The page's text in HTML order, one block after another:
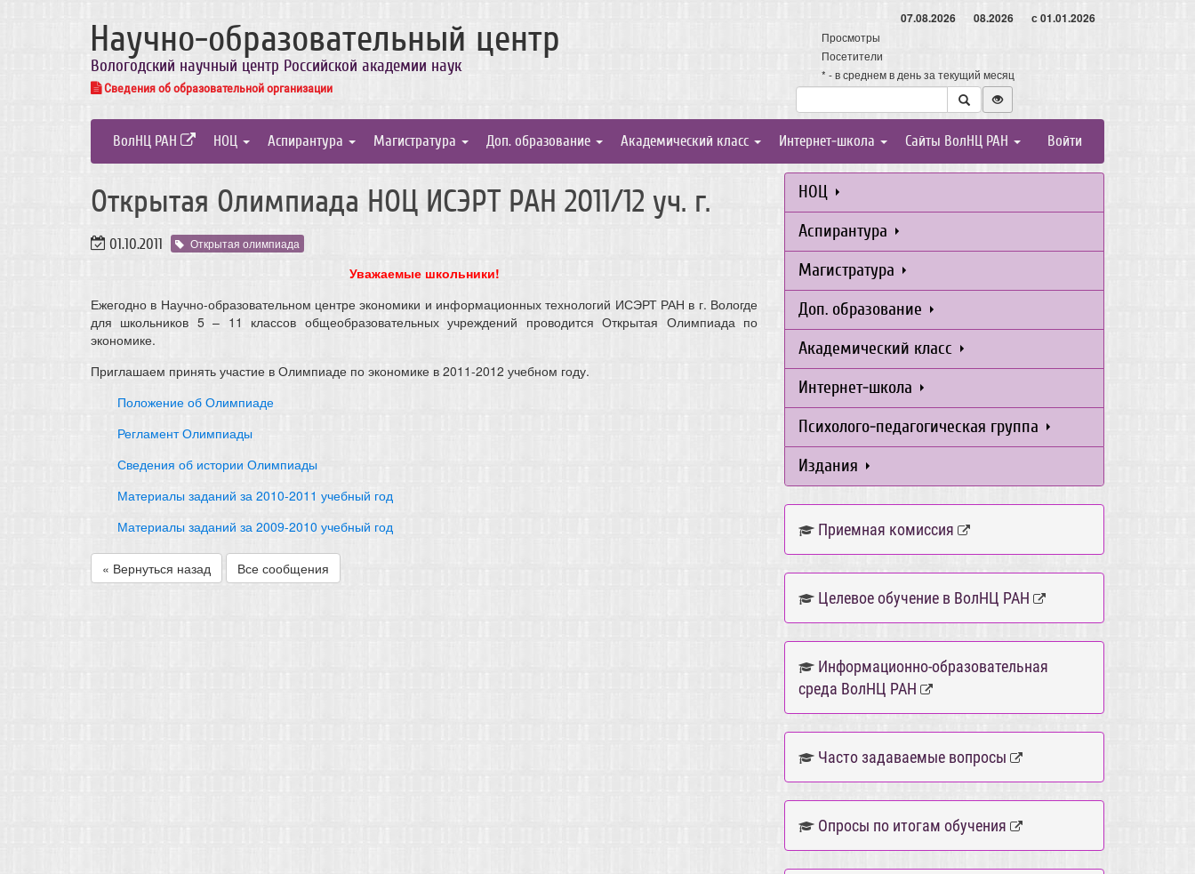
Научно-образовательный центр
Вологодский научный центр Российской академии наук
Сведения об образовательной организации
07.08.2026 08.2026 с 01.01.2026
Просмотры
Посетители
* - в среднем в день за текущий месяц
ВолНЦ РАН НОЦ Аспирантура Магистратура Доп. образование Академический класс Интернет-школа Сайты ВолНЦ РАН Войти
Открытая Олимпиада НОЦ ИСЭРТ РАН 2011/12 уч. г.
01.10.2011 Открытая олимпиада
Уважаемые школьники!
Ежегодно в Научно-образовательном центре экономики и информационных технологий ИСЭРТ РАН в г. Вологде
для школьников 5 – 11 классов общеобразовательных учреждений проводится Открытая Олимпиада по
экономике.
Приглашаем принять участие в Олимпиаде по экономике в 2011-2012 учебном году.
Положение об Олимпиаде
Регламент Олимпиады
Сведения об истории Олимпиады
Материалы заданий за 2010-2011 учебный год
Материалы заданий за 2009-2010 учебный год
« Вернуться назад Все сообщения
НОЦ
Аспирантура
Магистратура
Доп. образование
Академический класс
Интернет-школа
Психолого-педагогическая группа
Издания
Приемная комиссия
Целевое обучение в ВолНЦ РАН
Информационно-образовательная
среда ВолНЦ РАН
Часто задаваемые вопросы
Опросы по итогам обучения